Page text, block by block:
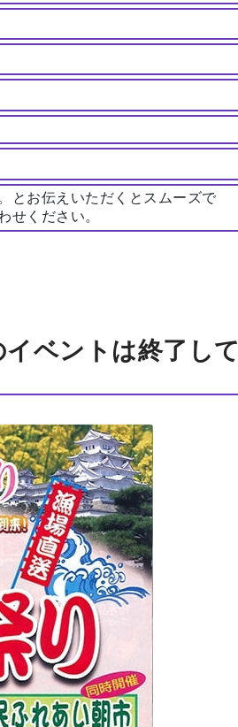
とお伝えいただくとスムーズで
せください。
ベントは終了して